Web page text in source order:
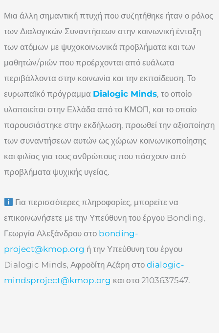
Μια άλλη σημαντική πτυχή που συζητήθηκε ήταν ο ρόλος
των Διαλογικών Συναντήσεων στην κοινωνική ένταξη
των ατόμων με ψυχοκοινωνικά προβλήματα και των
μαθητών/ριών που προέρχονται από ευάλωτα
περιβάλλοντα στην κοινωνία και την εκπαίδευση. Το
ευρωπαϊκό πρόγραμμα Dialogic Minds, το οποίο
υλοποιείται στην Ελλάδα από το ΚΜΟΠ, και το οποίο
παρουσιάστηκε στην εκδήλωση, προωθεί την αξιοποίηση
των συναντήσεων αυτών ως χώρων κοινωνικοποίησης
και φιλίας για τους ανθρώπους που πάσχουν από
προβλήματα ψυχικής υγείας.
Για περισσότερες πληροφορίες, μπορείτε να
επικοινωνήσετε με την Υπεύθυνη του έργου Bonding,
Γεωργία Αλεξάνδρου στο bonding-
project@kmop.org ή την Υπεύθυνη του έργου
Dialogic Minds, Αφροδίτη Αζάρη στο dialogic-
mindsproject@kmop.org και στο 2103637547.